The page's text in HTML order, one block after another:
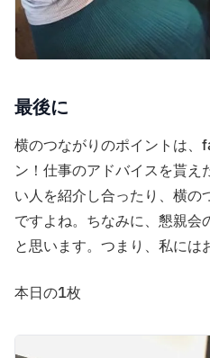
最後に
横のつながりのポイントは
ン！仕事のアドバイスを貰え
い人を紹介し合ったり、横
ですよね。ちなみに、懇親会
と思います。つまり、私には
本日の1枚